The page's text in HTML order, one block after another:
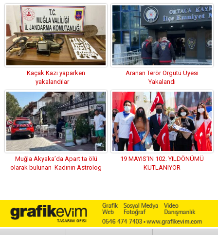
Kaçak Kazı yaparken
yakalandılar
Aranan Terör Örgütü Üyesi
Yakalandı
Muğla Akyaka’da Apart ta ölü
olarak bulunan Kadının Astrolog
19 MAYIS’IN 102. YILDÖNÜMÜ
KUTLANIYOR